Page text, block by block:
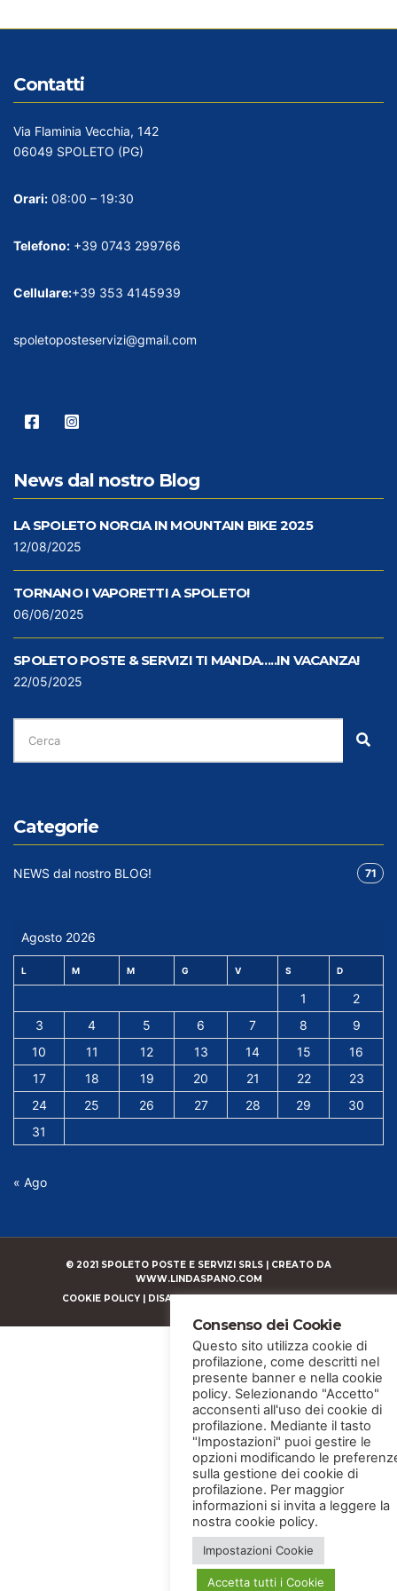
Contatti
Via Flaminia Vecchia, 142
06049 SPOLETO (PG)
Orari: 08:00 – 19:30
Telefono: +39 0743 299766
Cellulare:+39 353 4145939
spoletoposteservizi@gmail.com
News dal nostro Blog
LA SPOLETO NORCIA IN MOUNTAIN BIKE 2025
12/08/2025
TORNANO I VAPORETTI A SPOLETO!
06/06/2025
SPOLETO POSTE & SERVIZI TI MANDA…..IN VACANZA!
22/05/2025
CERCA
PER:
Categorie
NEWS dal nostro BLOG! 71
Agosto 2026
L M M G V S D
1
2
3
4 5 6 7 8
9
10
11 12 13 14 15
16
17
18 19 20 21 22
23
24
25 26 27 28 29
30
31
« Ago
© 2021 SPOLETO POSTE E SERVIZI SRLS | CREATO DA
WWW.LINDASPANO.COM
COOKIE POLICY| DISABILITA COOKIE|PRIVACY POLICY
Consenso dei Cookie
Questo sito utilizza cookie di
profilazione, come descritti nel
presente banner e nella cookie
policy. Selezionando "Accetto"
acconsenti all'uso dei cookie di
profilazione. Mediante il tasto
"Impostazioni" puoi gestire le
opzioni modificando le
sulla gestione dei cookie di
profilazione. Per maggior
informazioni si invita a leggere la
nostra cookie policy.
Impostazioni Cookie
Accetta tutti i Cookie